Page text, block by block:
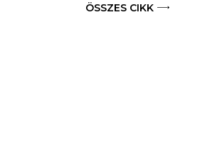
ÖSSZES CIKK